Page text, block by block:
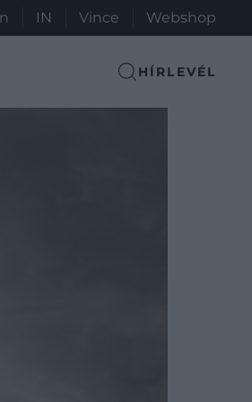
IN Vince Webshop
HÍRLEVÉL